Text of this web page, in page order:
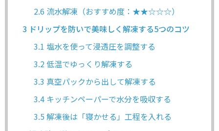
2.6 流水解凍（おすすめ度：★★☆☆☆）
3 ドリップを防いで美味しく解凍する5つのコツ
3.1 塩水を使って浸透圧を調整する
3.2 低温でゆっくり解凍する
3.3 真空パックから出して解凍する
3.4キッチンペーパーで水分を吸収する
3.5 解凍後は「寝かせる」工程を入れる